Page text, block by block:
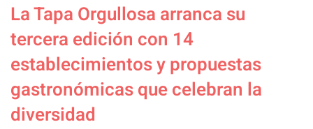
La Tapa Orgullosa arranca su
tercera edición con 14
establecimientos y propuestas
gastronómicas que celebran la
diversidad